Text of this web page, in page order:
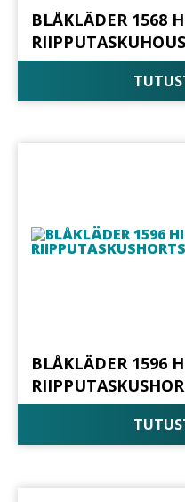
BLÅKLÄDER 1568
BLÅKLÄDER 1596